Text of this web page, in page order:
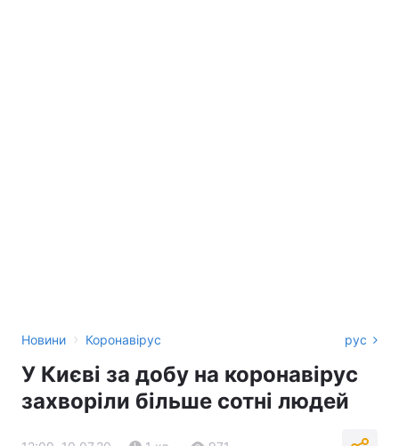
Новини › Коронавірус рус
У Києві за добу на коронавірус
захворіли більше сотні людей